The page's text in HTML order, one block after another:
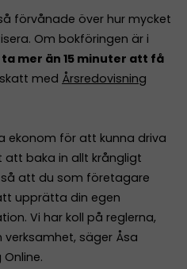
förvånade över hur mycket
Om bokföringen är i
mer än 15 minuter att få
med Årsredovisning
ekonom för att kunna driva
att baka in allt krångligt
att du som företagare
upprätta din egen
Vi har koll på reglerna,
säger Åsa